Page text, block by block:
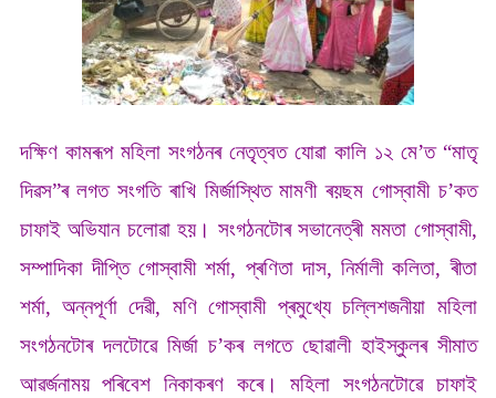
দক্ষিণ কামৰূপ মহিলা সংগঠনৰ নেতৃত্বত যোৱা কালি ১২ মে’ত “মাতৃ
দিৱস”ৰ লগত সংগতি ৰাখি মিৰ্জাস্থিত মামণী ৰয়ছম গোস্বামী চ’কত
চাফাই অভিযান চলোৱা হয়। সংগঠনটোৰ সভানেত্ৰী মমতা গোস্বামী,
সম্পাদিকা দীপ্তি গোস্বামী শৰ্মা, প্ৰণিতা দাস, নিৰ্মালী কলিতা, ৰীতা
শৰ্মা, অন্নপূৰ্ণা দেৱী, মণি গোস্বামী প্ৰমুখ্যে চল্লিশজনীয়া মহিলা
সংগঠনটোৰ দলটোৱে মিৰ্জা চ’কৰ লগতে ছোৱালী হাইস্কুলৰ সীমাত
আৱৰ্জনাময় পৰিবেশ নিকাকৰণ কৰে। মহিলা সংগঠনটোৱে চাফাই